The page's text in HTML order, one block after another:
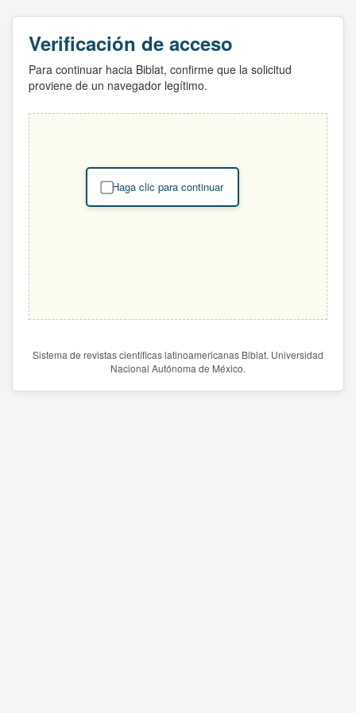
Verificación de acceso
Para continuar hacia Biblat, confirme que la solicitud
proviene de un navegador legítimo.
Haga clic para continuar
Sistema de revistas científicas latinoamericanas Biblat. Universidad
Nacional Autónoma de México.